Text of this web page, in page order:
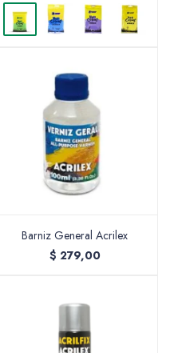
Barniz General Acrilex
$ 279,00